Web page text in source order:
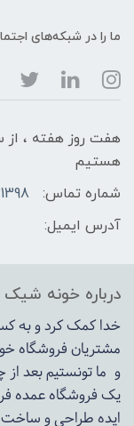
ما را در شبکه‌های
هستیم
شماره تماس:
آدرس ایمیل:
درباره خونه شیک
خدا کمک کرد و به
مشتریان فروشگاه
و ما تونستیم بعد
یک فروشگاه عمده